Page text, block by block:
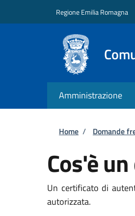
Regione Emilia Romagna
Amministrazione
Briciole
Home / Domande
Cos'è
Un certificato di
autorizzata.